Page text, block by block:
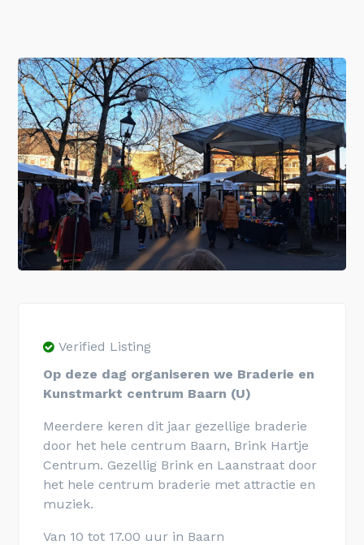
Verified Listing
Op deze dag organiseren we Braderie en
Kunstmarkt centrum Baarn (U)
Meerdere keren dit jaar gezellige braderie
door het hele centrum Baarn, Brink Hartje
Centrum. Gezellig Brink en Laanstraat door
het hele centrum braderie met attractie en
muziek.
Van 10 tot 17.00 uur in Baarn